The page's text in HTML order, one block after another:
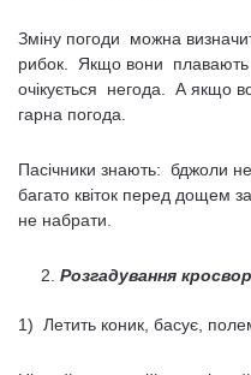
Зміну погоди можна
рибок. Якщо вони плавають
очікується негода. А якщо
гарна погода.
Пасічники знають: бджоли
багато квіток перед дощем
не набрати.
Розгадування
1) Летить коник, басує,